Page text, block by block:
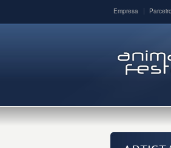
Empresa